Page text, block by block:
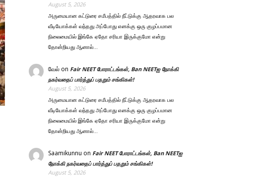
August 5, 2026
அருமையான கட்டுரை சமீபத்தில் நீட்டுக்கு ஆதரவாக பல
வீடியோக்கள் வந்தது அப்போது எனக்கு ஒரு குழப்பமான
நிலைமையில் இங்கே ஏதோ சரியா இருக்குமோ என்று
தோன்றியது ஆனால்…
வேல் on Fair NEET போராட்டங்கள், Ban NEETஐ நோக்கி
நகர்வதைப் பார்த்துப் பதறும் சங்கிகள்!
August 5, 2026
அருமையான கட்டுரை சமீபத்தில் நீட்டுக்கு ஆதரவாக பல
வீடியோக்கள் வந்தது அப்போது எனக்கு ஒரு குழப்பமான
நிலைமையில் இங்கே ஏதோ சரியா இருக்குமோ என்று
தோன்றியது ஆனால்…
Saamikunnu on Fair NEET போராட்டங்கள், Ban NEETஐ
நோக்கி நகர்வதைப் பார்த்துப் பதறும் சங்கிகள்!
August 5, 2026